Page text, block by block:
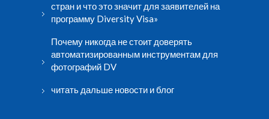
стран и что это значит для заявителей на
программу Diversity Visa»
Почему никогда не стоит доверять
автоматизированным инструментам для
фотографий DV
читать дальше новости и блог